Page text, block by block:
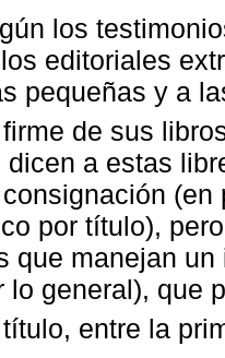
los
editoriales
pequeñas y a
de sus
dicen a estas
por título),
que manejan
lo general), que
entre la